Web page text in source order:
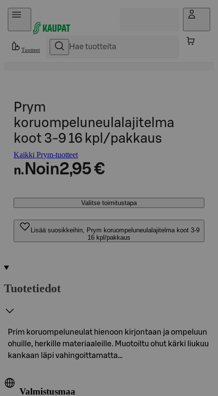
Hyppää sisältöön
Tuotteet
Prym
koruompeluneulalajitelma
koot 3-9 16 kpl/pakkaus
Kaikki Prym-tuotteet
n. Noin2,95 €
Valitse toimitustapa
Lisää suosikkeihin, Prym koruompeluneulalajitelma koot 3-9
16 kpl/pakkaus
Tuotetiedot
Prim koruompeluneulat hienoon kirjontaan ja ompeluun
ohuille, herkille materiaaleille. Muotoiltu ohut kärki liukuu
kankaan läpi vahingoittamatta…
Valmistusmaa